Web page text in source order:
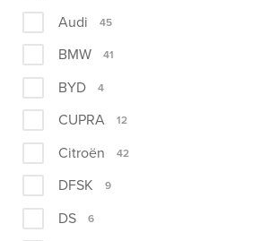
Audi 45
BMW 41
BYD 4
CUPRA 12
Citroën 42
DFSK 9
DS 6